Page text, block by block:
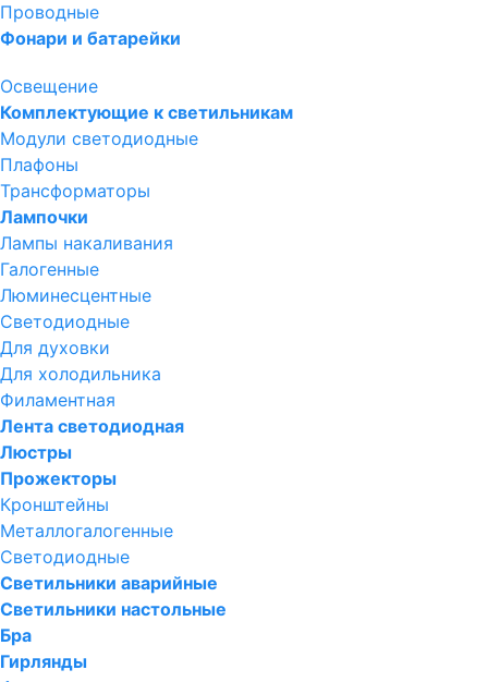
Проводные
Фонари и батарейки
Освещение
Комплектующие к светильникам
Модули светодиодные
Плафоны
Трансформаторы
Лампочки
Лампы накаливания
Галогенные
Люминесцентные
Светодиодные
Для духовки
Для холодильника
Филаментная
Лента светодиодная
Люстры
Прожекторы
Кронштейны
Металлогалогенные
Светодиодные
Светильники аварийные
Светильники настольные
Бра
Гирлянды